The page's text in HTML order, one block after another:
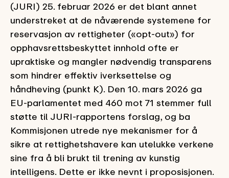
(JURI) 25. februar 2026 er det blant annet
understreket at de nåværende systemene for
reservasjon av rettigheter («opt-out») for
opphavsrettsbeskyttet innhold ofte er
upraktiske og mangler nødvendig transparens
som hindrer effektiv iverksettelse og
håndheving (punkt K). Den 10. mars 2026 ga
EU-parlamentet med 460 mot 71 stemmer full
støtte til JURI-rapportens forslag, og ba
Kommisjonen utrede nye mekanismer for å
sikre at rettighetshavere kan utelukke verkene
sine fra å bli brukt til trening av kunstig
intelligens. Dette er ikke nevnt i proposisjonen.